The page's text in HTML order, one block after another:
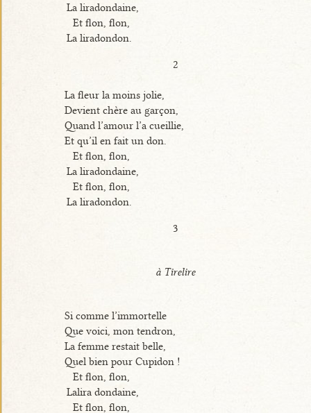
La liradondaine,
Et flon, flon,
La liradondon.
2
La fleur la moins jolie,
Devient chère au garçon,
Quand l’amour l’a cueillie,
Et qu’il en fait un don.
Et flon, flon,
La liradondaine,
Et flon, flon,
La liradondon.
3
à Tirelire
Si comme l’immortelle
Que voici, mon tendron,
La femme restait belle,
Quel bien pour Cupidon !
Et flon, flon,
Lalira dondaine,
Et flon, flon,